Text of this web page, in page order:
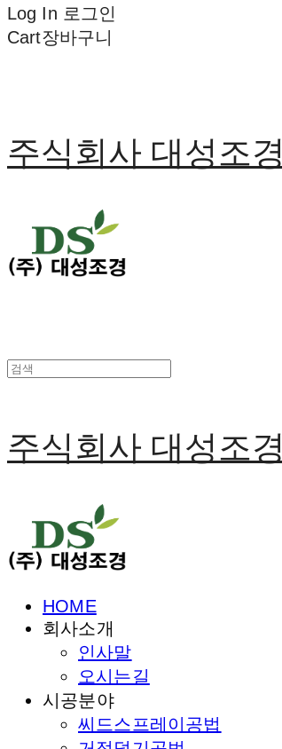
Log In 로그인
Cart장바구니
주식회사 대성조경
주식회사 대성조경
HOME
회사소개
인사말
오시는길
시공분야
씨드스프레이공법